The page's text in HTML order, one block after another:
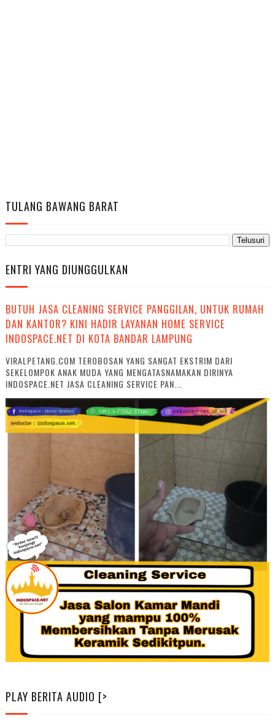
TULANG BAWANG BARAT
ENTRI YANG DIUNGGULKAN
BUTUH JASA CLEANING SERVICE PANGGILAN, UNTUK RUMAH
DAN KANTOR? KINI HADIR LAYANAN HOME SERVICE
INDOSPACE.NET DI KOTA BANDAR LAMPUNG
VIRALPETANG.COM TEROBOSAN YANG SANGAT EKSTRIM DARI
SEKELOMPOK ANAK MUDA YANG MENGATASNAMAKAN DIRINYA
INDOSPACE.NET JASA CLEANING SERVICE PAN...
PLAY BERITA AUDIO [>